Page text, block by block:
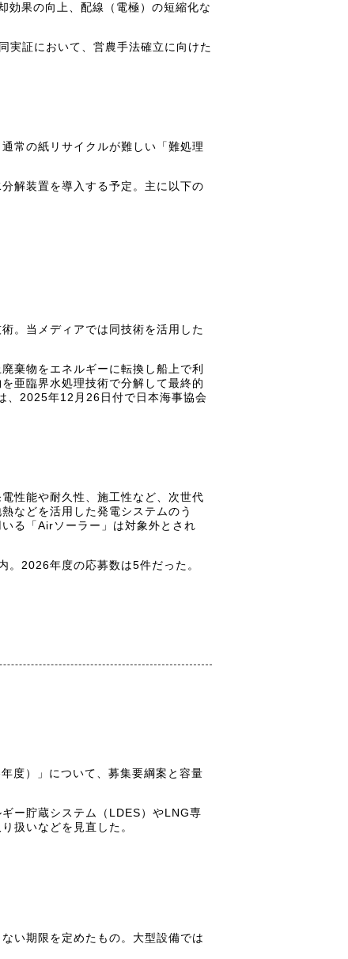
効果の向上、配線（電極）の短縮化な
実証において、営農手法確立に向けた
常の紙リサイクルが難しい「難処理
解装置を導入する予定。主に以下の
。当メディアでは同技術を活用した
棄物をエネルギーに転換し船上で利
亜臨界水処理技術で分解して最終的
、2025年12月26日付で日本海事協会
性能や耐久性、施工性など、次世代
などを活用した発電システムのう
る「Airソーラー」は対象外とされ
2026年度の応募数は5件だった。
度）」について、募集要綱案と容量
ー貯蔵システム（LDES）やLNG専
扱いなどを見直した。
い期限を定めたもの。大型設備では